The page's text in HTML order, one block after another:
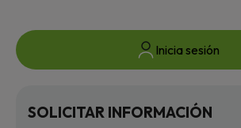
Inicia sesión
SOLICITAR INFORMACIÓN